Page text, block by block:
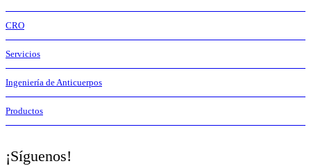
CRO
Servicios
Ingeniería de Anticuerpos
Productos
¡Síguenos!